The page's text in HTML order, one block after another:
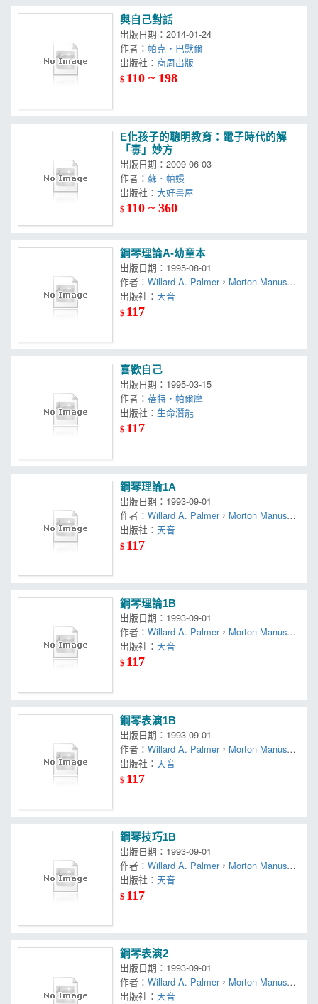
與自己對話
出版日期：2014-01-24
作者：帕克‧巴默爾
出版社：
$ 110 ~ 198
E化孩子的聰明教育：電子時代的解
「毒」妙方
出版日期：2009-06-03
作者：蘇．帕嫚
出版社：大好書屋
$ 110 ~ 360
鋼琴理論A-幼童本
出版日期：1995-08-01
作者：Willard A. Palmer ， Morton Manus，
Amanda Vick Lethco
出版社：
$ 117
喜歡自己
出版日期：1995-03-15
作者：蓓特‧帕爾摩
出版社：
$ 117
鋼琴理論1A
出版日期：1993-09-01
作者：Willard A. Palmer ， Morton Manus，
Amanda Vick Lethco
出版社：
$ 117
鋼琴理論1B
出版日期：1993-09-01
作者：Willard A. Palmer ， Morton Manus，
Amanda Vick Lethco
出版社：
$ 117
鋼琴表演1B
出版日期：1993-09-01
作者：Willard A. Palmer ， Morton Manus，
Amanda Vick Lethco
出版社：
$ 117
鋼琴技巧1B
出版日期：1993-09-01
作者：Willard A. Palmer ， Morton Manus，
Amanda Vick Lethco
出版社：
$ 117
鋼琴表演2
出版日期：1993-09-01
作者：Willard A. Palmer ， Morton Manus，
Amanda Vick Lethco
出版社：